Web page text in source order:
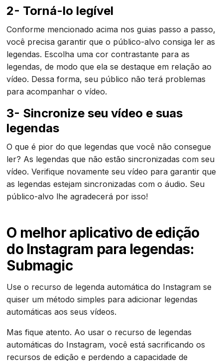
2- Torná-lo legível
Conforme mencionado acima nos guias passo a passo,
você precisa garantir que o público-alvo consiga ler as
legendas. Escolha uma cor contrastante para as
legendas, de modo que ela se destaque em relação ao
vídeo. Dessa forma, seu público não terá problemas
para acompanhar o vídeo.
3- Sincronize seu vídeo e suas
legendas
O que é pior do que legendas que você não consegue
ler? As legendas que não estão sincronizadas com seu
vídeo. Verifique novamente seu vídeo para garantir que
as legendas estejam sincronizadas com o áudio. Seu
público-alvo lhe agradecerá por isso!
O melhor aplicativo de edição
do Instagram para legendas:
Submagic
Use o recurso de legenda automática do Instagram se
quiser um método simples para adicionar legendas
automáticas aos seus vídeos.
Mas fique atento. Ao usar o recurso de legendas
automáticas do Instagram, você está sacrificando os
recursos de edição e perdendo a capacidade de